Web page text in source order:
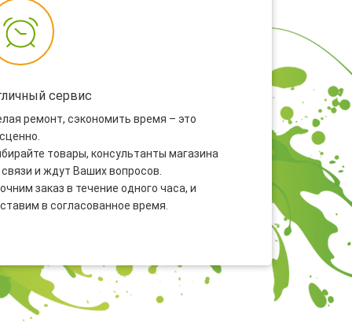
сервис
ремонт, сэкономить время – это
товары, консультанты магазина
и ждут Ваших вопросов.
заказ в течение одного часа, и
в согласованное время.